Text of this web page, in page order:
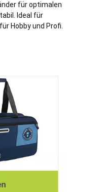
für optimalen
Ideal für
Hobby und Profi.